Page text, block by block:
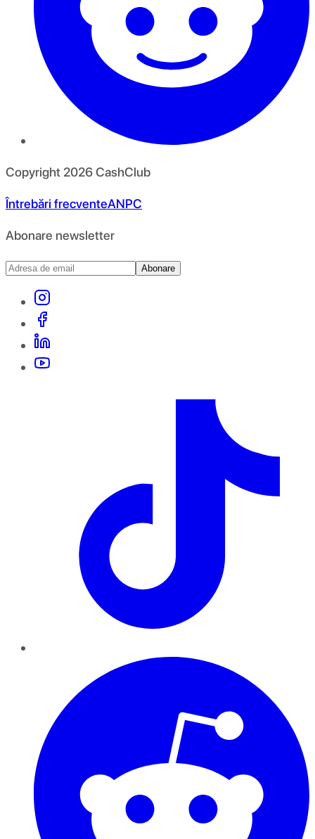
Copyright 2026CashClub
Întrebări frecventeANPC
Abonare newsletter
Abonare